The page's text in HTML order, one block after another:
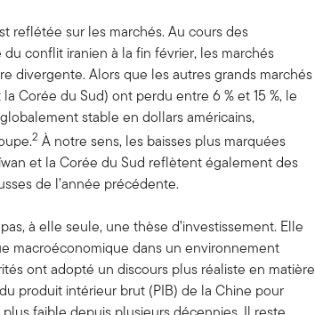
reflétée sur les marchés. Au cours des
du conflit iranien à la fin février, les marchés
divergente. Alors que les autres grands marchés
Corée du Sud) ont perdu entre 6 % et 15 %, le
stable en dollars américains,
2 À notre sens, les baisses plus marquées
et la Corée du Sud reflètent également des
de l’année précédente.
à elle seule, une thèse d’investissement. Elle
macroéconomique dans un environnement
ont adopté un discours plus réaliste en matière
produit intérieur brut (PIB) de la Chine pour